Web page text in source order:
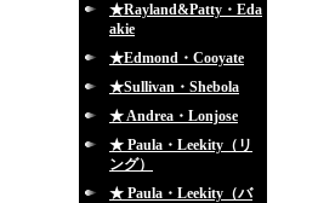
★Rayland&Patty・Eda
akie
★Edmond・Cooyate
★Sullivan・Shebola
★ Andrea・Lonjose
★ Paula・Leekity（リ
ング）
★ Paula・Leekity（バ